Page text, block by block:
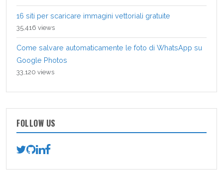
16 siti per scaricare immagini vettoriali gratuite
35,416 views
Come salvare automaticamente le foto di WhatsApp su
Google Photos
33,120 views
FOLLOW US